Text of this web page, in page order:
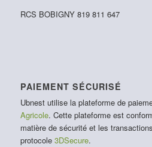
RCS BOBIGNY 819 811 647
PAIEMENT SÉCURISÉ
Ubnest utilise la plateforme de
Agricole. Cette plateforme est
matière de sécurité et les
protocole 3DSecure.